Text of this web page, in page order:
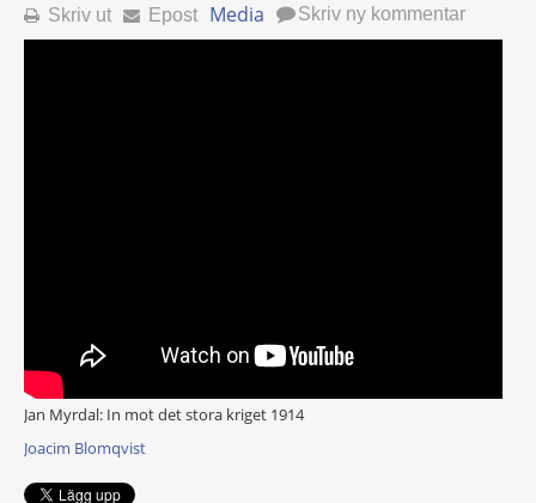
Skriv ut Epost Media Skriv ny kommentar
Jan Myrdal: In mot det stora kriget 1914
Joacim Blomqvist